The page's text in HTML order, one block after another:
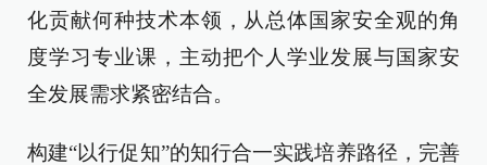
化贡献何种技术本领，从总体国家安全观的角
度学习专业课，主动把个人学业发展与国家安
全发展需求紧密结合。
构建“以行促知”的知行合一实践培养路径，完善